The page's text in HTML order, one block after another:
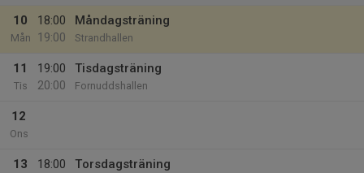
10
Mån
18:00
19:00
Måndagsträning
Strandhallen
11
Tis
19:00
20:00
Tisdagsträning
Fornuddshallen
12
Ons
13
18:00
Torsdagsträning